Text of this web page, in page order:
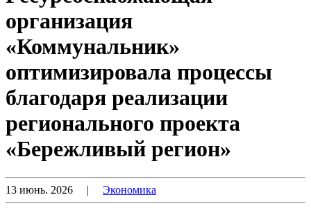
организация
«Коммунальник»
оптимизировала процессы
благодаря реализации
регионального проекта
«Бережливый регион»
13 июнь. 2026 | Экономика